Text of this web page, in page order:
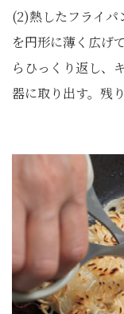
(2)熱したフライパ
を円形に薄く広げ
らひっくり返し、
器に取り出す。残